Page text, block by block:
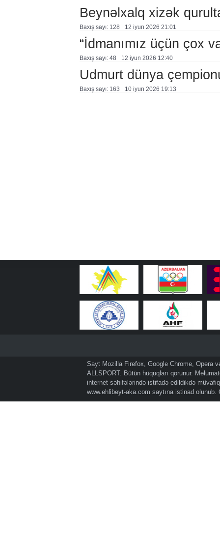
Beynəlxalq xizək
Baxış sayı: 128 12 i̇yun 2026 21:01
“İdmanımız üçün çox
Baxış sayı: 48 12 i̇yun 2026 12:40
Udmurt dünya
Baxış sayı: 163 10 i̇yun 2026 19:13
Sayt Mozilla Firefox, Google Chrome, Opera
ALLSPORT. Bütün hüquqları qorunur.
internet səhifələrində istifadə edildikdə
www.ehlibeyt-aka.com saytına istinad olunub.